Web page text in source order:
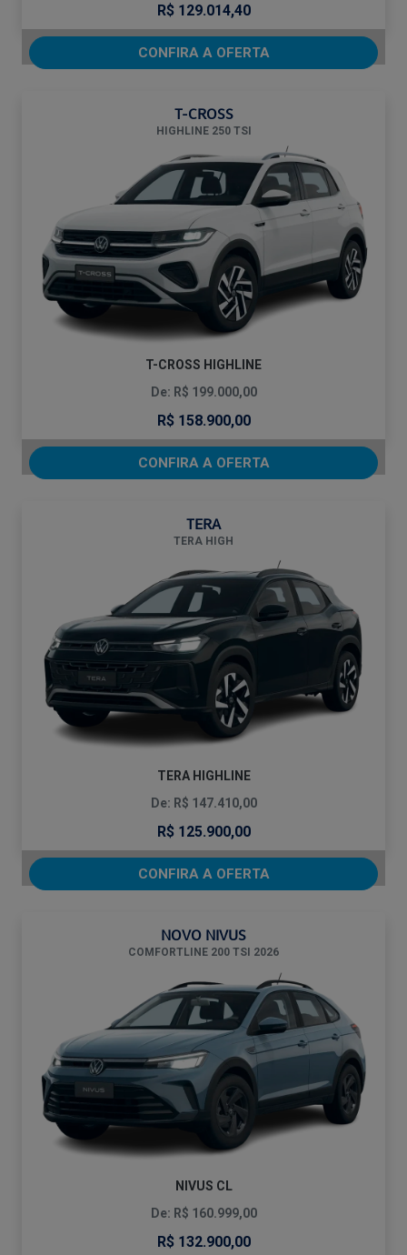
R$ 129.014,40
CONFIRA A OFERTA
T-CROSS
HIGHLINE 250 TSI
T-CROSS HIGHLINE
De: R$ 199.000,00
R$ 158.900,00
CONFIRA A OFERTA
TERA
TERA HIGH
TERA HIGHLINE
De: R$ 147.410,00
R$ 125.900,00
CONFIRA A OFERTA
NOVO NIVUS
COMFORTLINE 200 TSI 2026
NIVUS CL
De: R$ 160.999,00
R$ 132.900,00